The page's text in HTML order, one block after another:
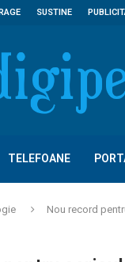
SUSTINE
TELEFOANE
Nou record